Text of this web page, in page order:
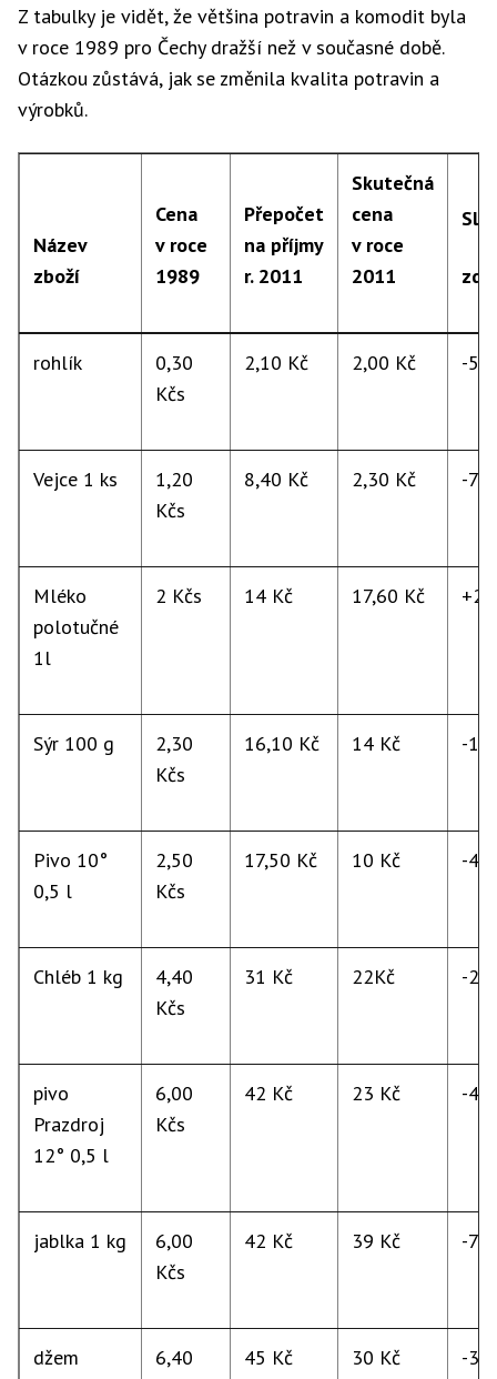
Z tabulky je vidět, že většina potravin a komodit byla
v roce 1989 pro Čechy dražší než v současné době.
Otázkou zůstává, jak se změnila kvalita potravin a
výrobků.
Název
zboží
Cena
v roce
1989
Přepočet
na příjmy
r. 2011
Skutečná
cena
v roce
2011
rohlík
0,30
Kčs
2,10 Kč 2,00 Kč -5
Vejce 1 ks
1,20
Kčs
8,40 Kč 2,30 Kč -73
Mléko
polotučné
1l
2 Kčs 14 Kč 17,60 Kč
Sýr 100 g
2,30
Kčs
16,10 Kč 14 Kč -13
Pivo 10°
0,5 l
2,50
Kčs
17,50 Kč 10 Kč -43
Chléb 1 kg
4,40
Kčs
31 Kč 22Kč -29
pivo
Prazdroj
12° 0,5 l
6,00
Kčs
42 Kč 23 Kč -45
jablka 1 kg
6,00
Kčs
42 Kč 39 Kč -7
džem
6,40
45 Kč 30 Kč -33